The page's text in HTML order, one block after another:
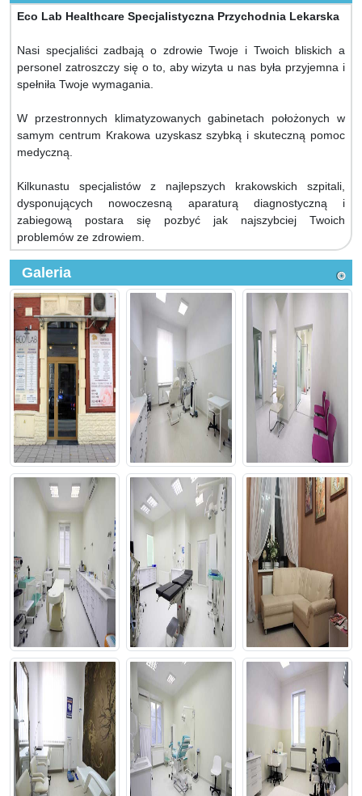
Eco Lab Healthcare Specjalistyczna Przychodnia Lekarska
Nasi specjaliści zadbają o zdrowie Twoje i Twoich bliskich a
personel zatroszczy się o to, aby wizyta u nas była przyjemna i
spełniła Twoje wymagania.
W przestronnych klimatyzowanych gabinetach położonych w
samym centrum Krakowa uzyskasz szybką i skuteczną pomoc
medyczną.
Kilkunastu specjalistów z najlepszych krakowskich szpitali,
dysponujących nowoczesną aparaturą diagnostyczną i
zabiegową postara się pozbyć jak najszybciej Twoich
problemów ze zdrowiem.
Galeria